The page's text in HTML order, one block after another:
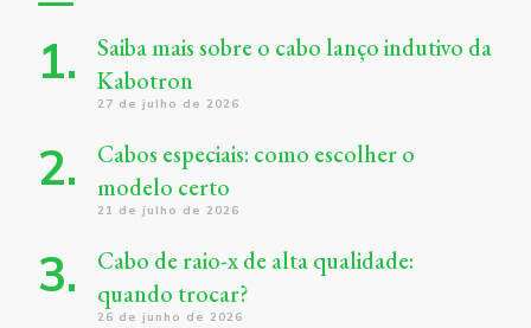
Saiba mais sobre o cabo lanço indutivo da
Kabotron
27 de julho de 2026
Cabos especiais: como escolher o
modelo certo
21 de julho de 2026
Cabo de raio-x de alta qualidade:
quando trocar?
26 de junho de 2026